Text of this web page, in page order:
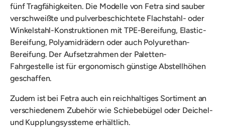
fünf Tragfähigkeiten. Die Modelle von Fetra sind sauber
verschweißte und pulverbeschichtete Flachstahl- oder
Winkelstahl-Konstruktionen mit TPE-Bereifung, Elastic-
Bereifung, Polyamidrädern oder auch Polyurethan-
Bereifung. Der Aufsetzrahmen der Paletten-
Fahrgestelle ist für ergonomisch günstige Abstellhöhen
geschaffen.
Zudem ist bei Fetra auch ein reichhaltiges Sortiment an
verschiedenem Zubehör wie Schiebebügel oder Deichel-
und Kupplungsyssteme erhältlich.